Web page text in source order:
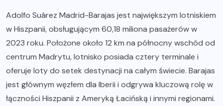
Adolfo Suárez Madrid-Barajas jest największym lotniskiem
w Hiszpanii, obsługującym 60,18 miliona pasażerów w
2023 roku. Położone około 12 km na północny wschód od
centrum Madrytu, lotnisko posiada cztery terminale i
oferuje loty do setek destynacji na całym świecie. Barajas
jest głównym węzłem dla Iberii i odgrywa kluczową rolę w
łączności Hiszpanii z Ameryką Łacińską i innymi regionami.